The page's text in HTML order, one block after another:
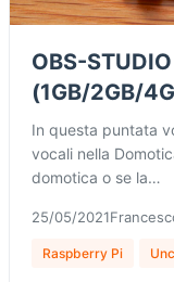
OBS-
(1GB/2GB/
In questa puntata
vocali nella
domotica o se la…
25/05/2021
Raspberry Pi